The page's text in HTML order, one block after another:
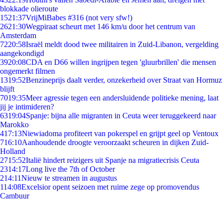
blokkade olieroute
1521:37VrijMiBabes #316 (not very sfw!)
2621:30Wegpiraat scheurt met 146 km/u door het centrum van
Amsterdam
7220:58Israël meldt dood twee militairen in Zuid-Libanon, vergelding
aangekondigd
3920:08CDA en D66 willen ingrijpen tegen 'gluurbrillen' die mensen
ongemerkt filmen
1319:52Benzineprijs daalt verder, onzekerheid over Straat van Hormuz
blijft
7019:35Meer agressie tegen een andersluidende politieke mening, laat
jij je intimideren?
6319:04Spanje: bijna alle migranten in Ceuta weer teruggekeerd naar
Marokko
417:13Niewiadoma profiteert van pokerspel en grijpt geel op Ventoux
716:10Aanhoudende droogte veroorzaakt scheuren in dijken Zuid-
Holland
2715:52Italië hindert reizigers uit Spanje na migratiecrisis Ceuta
2314:17Long live the 7th of October
214:11Nieuw te streamen in augustus
114:08Excelsior opent seizoen met ruime zege op promovendus
Cambuur